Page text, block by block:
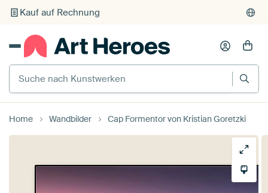
Kauf auf Rechnung
Individueller Druck auf Bestellung
Suche nach Kunstwerken
Home Wandbilder Cap Formentor von Kristian Goretzki